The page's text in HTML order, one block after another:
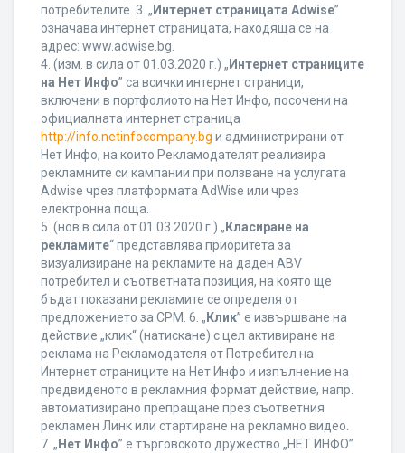
потребителите. 3. „ Интернет страницата Adwise”
означава интернет страницата, находяща се на
адрес: www.adwise.bg.
4. (изм. в сила от 01.03.2020 г.) „ Интернет страниците
на Нет Инфо” са всички интернет страници,
включени в портфолиото на Нет Инфо, посочени на
официалната интернет страница
http://info.netinfocompany.bg и администрирани от
Нет Инфо, на които Рекламодателят реализира
рекламните си кампании при ползване на услугата
Adwise чрез платформата AdWise или чрез
електронна поща.
5. (нов в сила от 01.03.2020 г.) „ Класиране на
рекламите“ представлява приоритета за
визуализиране на рекламите на даден ABV
потребител и съответната позиция, на която ще
бъдат показани рекламите се определя от
предложението за CPM. 6. „ Клик” е извършване на
действие „клик“ (натискане) с цел активиране на
реклама на Рекламодателя от Потребител на
Интернет страниците на Нет Инфо и изпълнение на
предвиденото в рекламния формат действие, напр.
автоматизирано препращане през съответния
рекламен Линк или стартиране на рекламно видео.
7. „ Нет Инфо” е търговското дружество „НЕТ ИНФО”